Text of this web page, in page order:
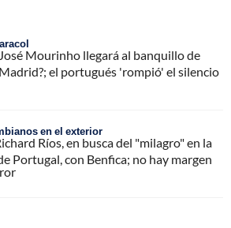
Mourinho llegará al banquillo de
el portugués 'rompió' el silencio
en el exterior
Ríos, en busca del "milagro" en la
Portugal, con Benfica; no hay margen